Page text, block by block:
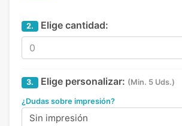
2. Elige cantidad:
3. Elige personalizar: (Min. 5 Uds.)
¿Dudas sobre impresión?
Sin impresión